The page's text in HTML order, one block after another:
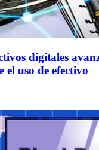
digitales
el uso de efectivo